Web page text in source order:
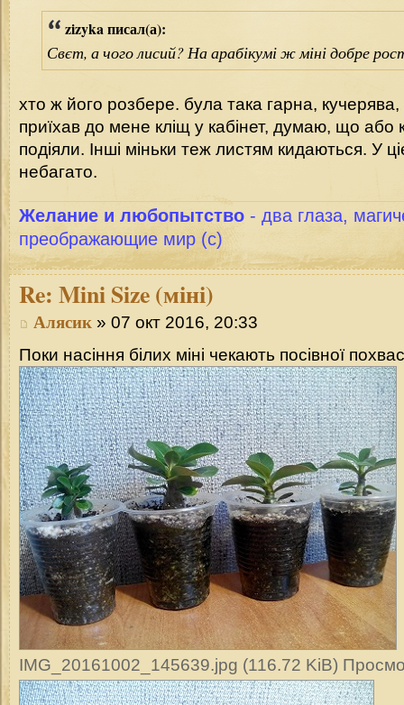
zizyka писал(а):
Свєт, а чого лисий? На арабікумі ж міні добре
хто ж його розбере. була така гарна, кучерява,
приїхав до мене кліщ у кабінет, думаю, що або
подіяли. Інші міньки теж листям кидаються. У
небагато.
Желание и любопытство - два глаза,
преображающие мир (с)
Re: Mini Size (міні)
Алясик » 07 окт 2016, 20:33
Поки насіння білих міні чекають посівної
IMG_20161002_145639.jpg (116.72 KiB)